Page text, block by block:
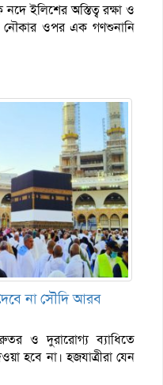
ইলিশের অস্তিত্ব রক্ষা ও
নৌকার ওপর এক গণশুনানি
না সৌদি আরব
ও দুরারোগ্য ব্যাধিতে
হবে না। হজযাত্রীরা যেন